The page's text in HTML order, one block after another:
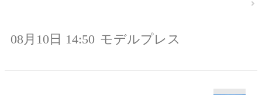
08月10日 14:50 モデルプレス